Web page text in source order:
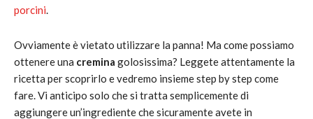
porcini.
Ovviamente è vietato utilizzare la panna! Ma come possiamo
ottenere una cremina golosissima? Leggete attentamente la
ricetta per scoprirlo e vedremo insieme step by step come
fare. Vi anticipo solo che si tratta semplicemente di
aggiungere un’ingrediente che sicuramente avete in